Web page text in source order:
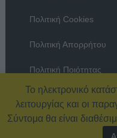
Πολιτική Cookies
Πολιτική Απορρήτου
Πολιτική Ποιότητας
Όροι χρήσης
Το ηλεκτρονικό
λειτουργίας και οι
Σύντομα θα είναι